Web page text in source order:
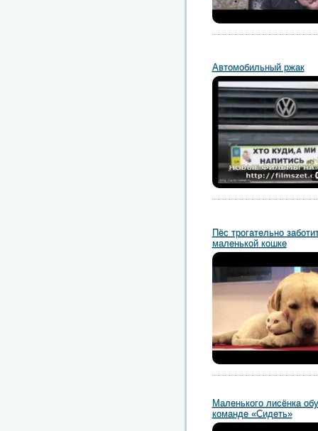
Автомобильный ржак
Пёс трогательно
маленькой кошке
Маленького лисёнка
команде «Сидеть»